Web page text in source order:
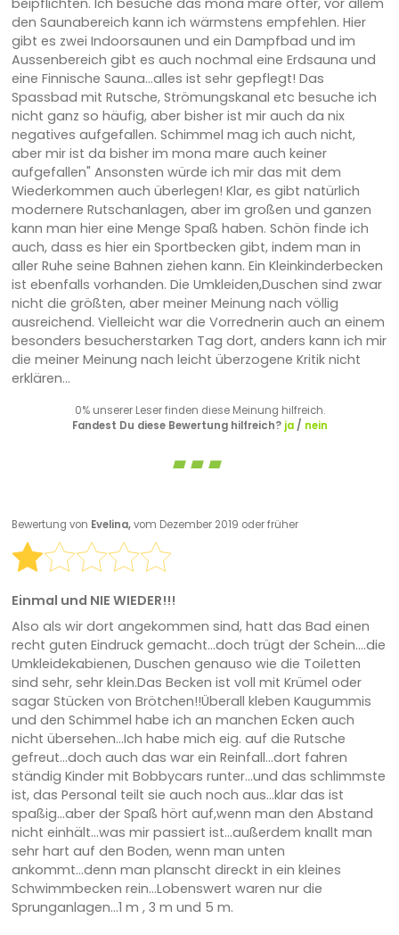
beipflichten. Ich besuche das mona mare öfter, vor allem
den Saunabereich kann ich wärmstens empfehlen. Hier
gibt es zwei Indoorsaunen und ein Dampfbad und im
Aussenbereich gibt es auch nochmal eine Erdsauna und
eine Finnische Sauna...alles ist sehr gepflegt! Das
Spassbad mit Rutsche, Strömungskanal etc besuche ich
nicht ganz so häufig, aber bisher ist mir auch da nix
negatives aufgefallen. Schimmel mag ich auch nicht,
aber mir ist da bisher im mona mare auch keiner
aufgefallen" Ansonsten würde ich mir das mit dem
Wiederkommen auch überlegen! Klar, es gibt natürlich
modernere Rutschanlagen, aber im großen und ganzen
kann man hier eine Menge Spaß haben. Schön finde ich
auch, dass es hier ein Sportbecken gibt, indem man in
aller Ruhe seine Bahnen ziehen kann. Ein Kleinkinderbecken
ist ebenfalls vorhanden. Die Umkleiden,Duschen sind zwar
nicht die größten, aber meiner Meinung nach völlig
ausreichend. Vielleicht war die Vorrednerin auch an einem
besonders besucherstarken Tag dort, anders kann ich mir
die meiner Meinung nach leicht überzogene Kritik nicht
erklären...
0% unserer Leser finden diese Meinung hilfreich.
Fandest Du diese Bewertung hilfreich? ja/ nein
Bewertung von Evelina,vom Dezember 2019 oder früher
Einmal und NIE WIEDER!!!
Also als wir dort angekommen sind, hatt das Bad einen
recht guten Eindruck gemacht...doch trügt der Schein....die
Umkleidekabienen, Duschen genauso wie die Toiletten
sind sehr, sehr klein.Das Becken ist voll mit Krümel oder
sagar Stücken von Brötchen!!Überall kleben Kaugummis
und den Schimmel habe ich an manchen Ecken auch
nicht übersehen...Ich habe mich eig. auf die Rutsche
gefreut...doch auch das war ein Reinfall...dort fahren
ständig Kinder mit Bobbycars runter...und das schlimmste
ist, das Personal teilt sie auch noch aus...klar das ist
spaßig...aber der Spaß hört auf,wenn man den Abstand
nicht einhält...was mir passiert ist...außerdem knallt man
sehr hart auf den Boden, wenn man unten
ankommt...denn man planscht direckt in ein kleines
Schwimmbecken rein...Lobenswert waren nur die
Sprunganlagen...1 m , 3 m und 5 m.